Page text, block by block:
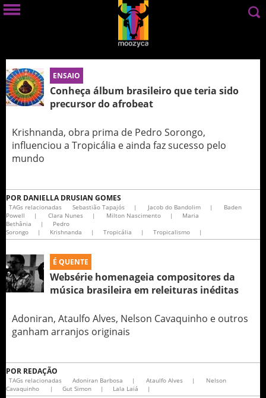
ENSAIO
Conheça álbum brasileiro que teria sido
precursor do afrobeat
Krishnanda, obra prima de Pedro Sorongo,
influenciou a Tropicália e ainda faz sucesso pelo
mundo
POR DANIELLA DRUSIAN GOMES
TAGs relacionadas Sebastião Tapajós | Jacob do Bandolim |
Baden
Powell
| Clara Nunes | Milton Nascimento |
Maria
Bethânia
|
Pedro
Sorongo
| Krishnanda | Tropicália | Tropicalismo |
É QUENTE
Websérie homenageia compositores da
música brasileira em releituras inéditas
Adoniran, Ataulfo Alves, Nelson Cavaquinho e outros
ganham arranjos originais
POR REDAÇÃO
TAGs relacionadas Adoniran Barbosa | Ataulfo Alves |
Nelson
Cavaquinho
| Gut Simon | Lala Laiá |